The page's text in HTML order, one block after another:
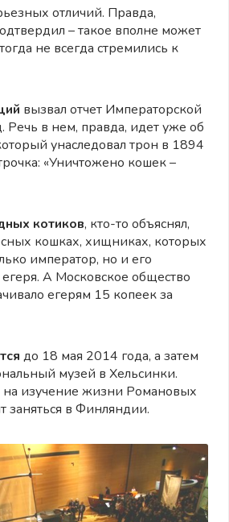
отличий. Правда,
– такое вполне может
не всегда стремились к
вызвал отчет Императорской
Речь в нем, правда, идет уже об
унаследовал трон в 1894
«Уничтожено кошек –
котиков, кто-то объяснял,
кошках, хищниках, которых
император, но и его
А Московское общество
егерям 15 копеек за
до 18 мая 2014 года, а затем
музей в Хельсинки.
на изучение жизни Романовых
заняться в Финляндии.